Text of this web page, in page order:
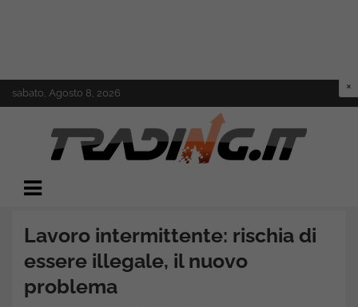
to
sabato, Agosto 8, 2026
Trading.it
Lavoro intermittente: rischia di
essere illegale, il nuovo
problema